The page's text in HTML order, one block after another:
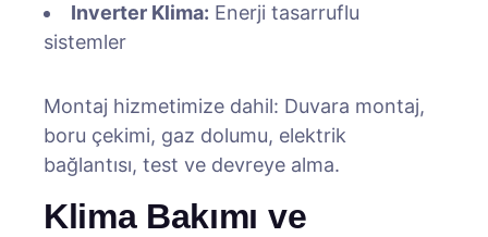
Inverter Klima: Enerji tasarruflu
sistemler
Montaj hizmetimize dahil: Duvara montaj,
boru çekimi, gaz dolumu, elektrik
bağlantısı, test ve devreye alma.
Klima Bakımı ve